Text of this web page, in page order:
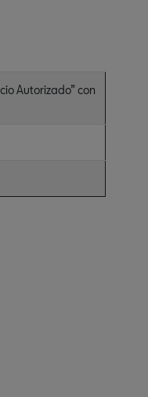
Autorizado” con